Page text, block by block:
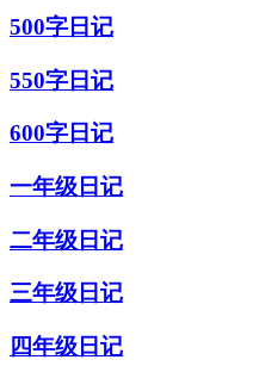
500字日记
550字日记
600字日记
一年级日记
二年级日记
三年级日记
四年级日记